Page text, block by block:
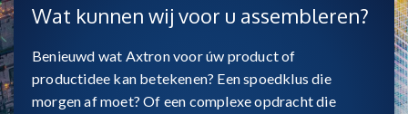
Wat kunnen wij voor u assembleren?
Benieuwd wat Axtron voor úw product of
productidee kan betekenen? Een spoedklus die
morgen af moet? Of een complexe opdracht die